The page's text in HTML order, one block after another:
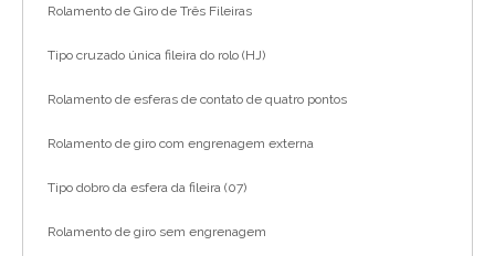
Rolamento de Giro de Três Fileiras
Tipo cruzado única fileira do rolo (HJ)
Rolamento de esferas de contato de quatro pontos
Rolamento de giro com engrenagem externa
Tipo dobro da esfera da fileira (07)
Rolamento de giro sem engrenagem